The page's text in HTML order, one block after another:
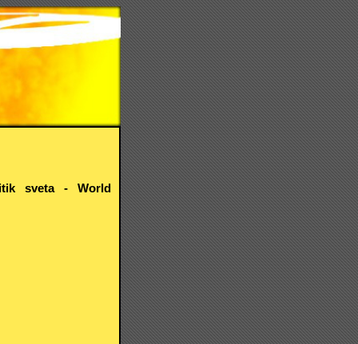
sveta - World